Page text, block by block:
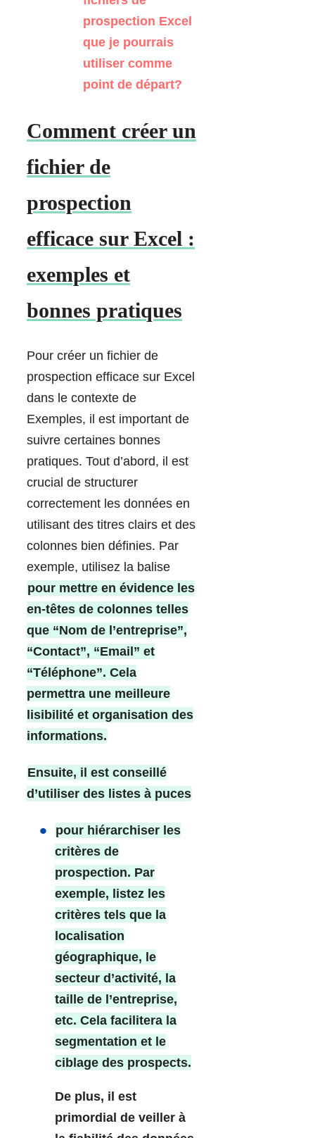
prospection Excel
que je pourrais
utiliser comme
point de départ?
Comment créer un
fichier de
prospection
efficace sur Excel :
exemples et
bonnes pratiques
Pour créer un fichier de
prospection efficace sur Excel
dans le contexte de
Exemples, il est important de
suivre certaines bonnes
pratiques. Tout d’abord, il est
crucial de structurer
correctement les données en
utilisant des titres clairs et des
colonnes bien définies. Par
exemple, utilisez la balise
pour mettre en évidence les
en-têtes de colonnes telles
que “Nom de l’entreprise”,
“Contact”, “Email” et
“Téléphone”. Cela
permettra une meilleure
lisibilité et organisation des
informations.
Ensuite, il est conseillé
d’utiliser des listes à puces
pour hiérarchiser les
critères de
prospection. Par
exemple, listez les
critères tels que la
localisation
géographique, le
secteur d’activité, la
taille de l’entreprise,
etc. Cela facilitera la
segmentation et le
ciblage des prospects.
De plus, il est
primordial de veiller à